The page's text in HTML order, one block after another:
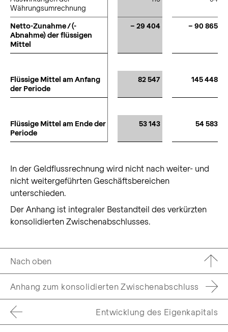
Währungsumrechnung
Netto-Zunahme / (-
Abnahme) der flüssigen
Mittel
– 29 404 – 90 865
Flüssige Mittel am Anfang
der Periode
82 547 145 448
Flüssige Mittel am Ende der
Periode
53 143 54 583
Währungsumrechnung
Netto-Zunahme / (-
Abnahme) der flüssigen
Mittel
Flüssige Mittel am Anfang
der Periode
Flüssige Mittel am Ende der
Periode
In der Geldflussrechnung wird nicht nach weiter- und
nicht weitergeführten Geschäftsbereichen
unterschieden.
Der Anhang ist integraler Bestandteil des verkürzten
konsolidierten Zwischenabschlusses.
Nach oben
Anhang zum konsolidierten Zwischenabschluss
Entwicklung des Eigenkapitals